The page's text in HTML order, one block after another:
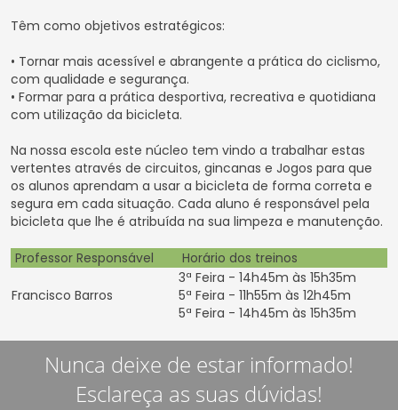
Têm como objetivos estratégicos:
• Tornar mais acessível e abrangente a prática do ciclismo,
com qualidade e segurança.
• Formar para a prática desportiva, recreativa e quotidiana
com utilização da bicicleta.
Na nossa escola este núcleo tem vindo a trabalhar estas
vertentes através de circuitos, gincanas e Jogos para que
os alunos aprendam a usar a bicicleta de forma correta e
segura em cada situação. Cada aluno é responsável pela
bicicleta que lhe é atribuída na sua limpeza e manutenção.
Professor Responsável Horário dos treinos
Francisco Barros
3ª Feira - 14h45m às 15h35m
5ª Feira - 11h55m às 12h45m
5ª Feira - 14h45m às 15h35m
Nunca deixe de estar informado!
Esclareça as suas dúvidas!